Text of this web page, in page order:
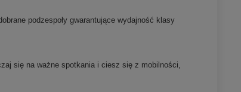
podzespoły gwarantujące wydajność klasy
się na ważne spotkania i ciesz się z mobilności,